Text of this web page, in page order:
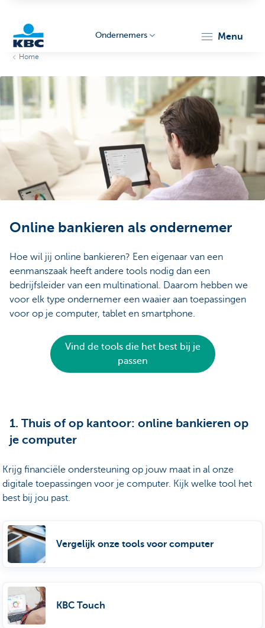
Ondernemers
Ondernemers menu
Home
Online bankieren als ondernemer
Hoe wil jij online bankieren? Een eigenaar van een
eenmanszaak heeft andere tools nodig dan een
bedrijfsleider van een multinational. Daarom hebben we
voor elk type ondernemer een waaier aan toepassingen
voor op je computer, tablet en smartphone.
Vind de tools die het best bij je
passen
1. Thuis of op kantoor: online bankieren op
je computer
Krijg financiële ondersteuning op jouw maat in al onze
digitale toepassingen voor je computer. Kijk welke tool het
best bij jou past.
Vergelijk onze tools voor computer
KBC Touch